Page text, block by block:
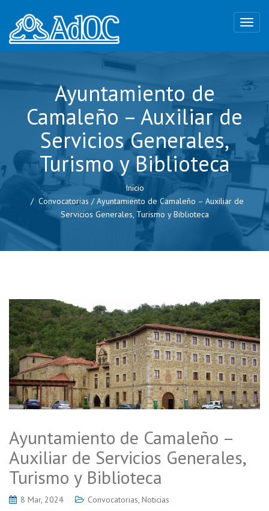
Ayuntamiento de
Camaleño – Auxiliar de
Servicios Generales,
Turismo y Biblioteca
Inicio
Convocatorias /Ayuntamiento de Camaleño – Auxiliar de
Servicios Generales, Turismo y Biblioteca
Ayuntamiento de Camaleño –
Auxiliar de Servicios Generales,
Turismo y Biblioteca
8 Mar, 2024 Convocatorias, Noticias